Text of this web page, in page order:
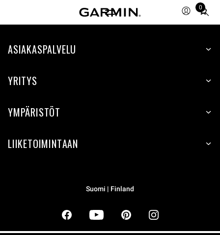
0
Total
items
cart:
ASIAKASPALVELU
YRITYS
YMPÄRISTÖT
LIIKETOIMINTAAN
Suomi | Finland